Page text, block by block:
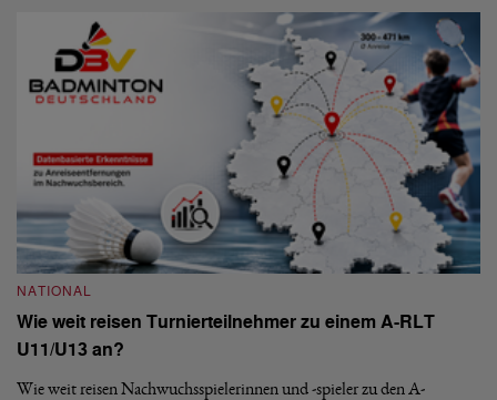
NATIONAL
Wie weit reisen Turnierteilnehmer zu einem A-RLT
U11/U13 an?
Wie weit reisen Nachwuchsspielerinnen und -spieler zu den A-